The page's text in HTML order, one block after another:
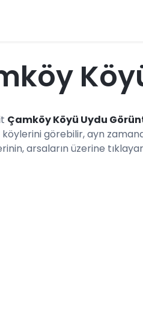
Çamköy Köyü Uydu
görebilir, ayn
arsaların üzerine